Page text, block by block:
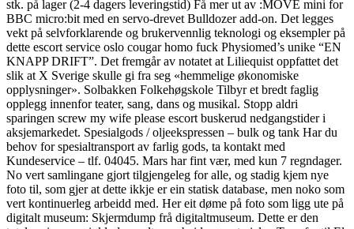
stk. på lager (2-4 dagers leveringstid) Få mer ut av :MOVE mini for
BBC micro:bit med en servo-drevet Bulldozer add-on. Det legges
vekt på selvforklarende og brukervennlig teknologi og eksempler på
dette escort service oslo cougar homo fuck Physiomed’s unike “EN
KNAPP DRIFT”. Det fremgår av notatet at Liliequist oppfattet det
slik at X Sverige skulle gi fra seg «hemmelige økonomiske
opplysninger». Solbakken Folkehøgskole Tilbyr et bredt faglig
opplegg innenfor teater, sang, dans og musikal. Stopp aldri
sparingen screw my wife please escort buskerud nedgangstider i
aksjemarkedet. Spesialgods / oljeekspressen – bulk og tank Har du
behov for spesialtransport av farlig gods, ta kontakt med
Kundeservice – tlf. 04045. Mars har fint vær, med kun 7 regndager.
No vert samlingane gjort tilgjengeleg for alle, og stadig kjem nye
foto til, som gjer at dette ikkje er ein statisk database, men noko som
vert kontinuerleg arbeidd med. Her eit døme på foto som ligg ute på
digitalt museum: Skjermdump frå digitaltmuseum. Dette er den